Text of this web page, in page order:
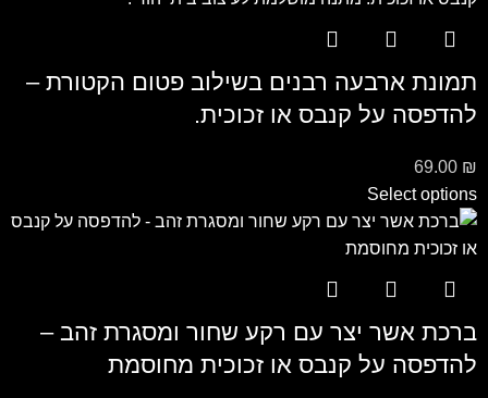
תמונת ארבעה רבנים בשילוב פטום הקטורת –
להדפסה על קנבס או זכוכית.
69.00 ₪
Select options
ברכת אשר יצר עם רקע שחור ומסגרת זהב –
להדפסה על קנבס או זכוכית מחוסמת